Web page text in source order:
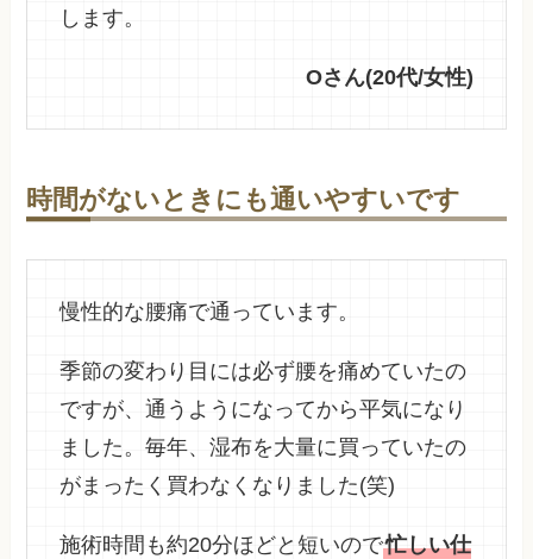
します。
Oさん(20代/女性)
時間がないときにも通いやすいです
慢性的な腰痛で通っています。
季節の変わり目には必ず腰を痛めていたの
ですが、通うようになってから平気になり
ました。毎年、湿布を大量に買っていたの
がまったく買わなくなりました(笑)
施術時間も約20分ほどと短いので忙しい仕